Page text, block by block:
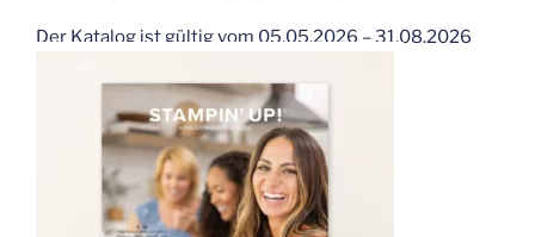
Der Katalog ist gültig vom 05.05.2026 – 31.08.2026